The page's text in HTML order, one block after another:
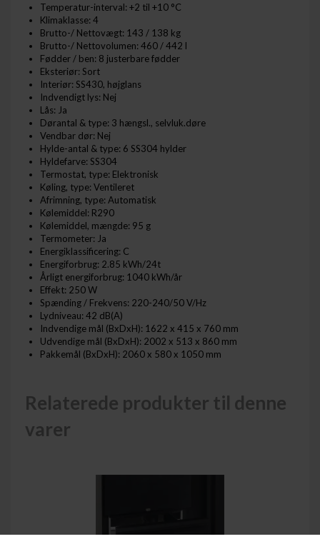
Temperatur-interval: +2 til +10 °C
Klimaklasse: 4
Brutto-/ Nettovægt: 143 / 138 kg
Brutto-/ Nettovolumen: 460 / 442 l
Fødder / ben: 8 justerbare fødder
Eksteriør: Sort
Interiør: SS430, højglans
Indvendigt lys: Nej
Lås: Ja
Dørantal & type: 3 hængsl., selvluk.døre
Vendbar dør: Nej
Hylde-antal & type: 6 SS304 hylder
Hyldefarve: SS304
Termostat, type: Elektronisk
Køling, type: Ventileret
Afrimning, type: Automatisk
Kølemiddel: R290
Kølemiddel, mængde: 95 g
Termometer: Ja
Energiklassificering: C
Energiforbrug: 2.85 kWh/24t
Årligt energiforbrug: 1040 kWh/år
Effekt: 250 W
Spænding / Frekvens: 220-240/50 V/Hz
Lydniveau: 42 dB(A)
Indvendige mål (BxDxH): 1622 x 415 x 760 mm
Udvendige mål (BxDxH): 2002 x 513 x 860 mm
Pakkemål (BxDxH): 2060 x 580 x 1050 mm
Relaterede produkter til denne
varer